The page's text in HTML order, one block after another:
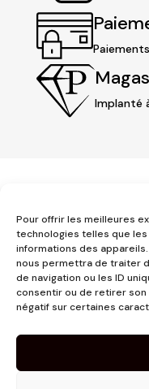
Pour offrir les meilleures
technologies telles que
informations des
nous permettra de traiter
de navigation ou les ID
consentir ou de retirer
négatif sur certaines
Implanté
3 place Jeanne
1er étage
31000 Toulouse
05 62 73 70 73